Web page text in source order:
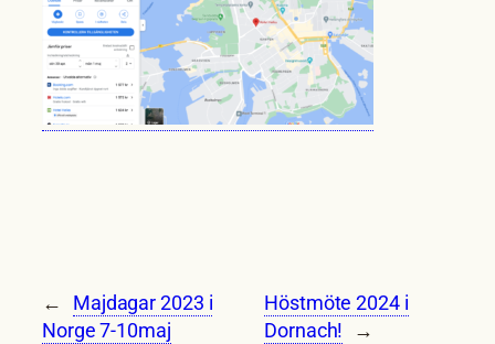
←
Majdagar 2023 i
Norge 7-10maj
Höstmöte 2024 i
Dornach!
→